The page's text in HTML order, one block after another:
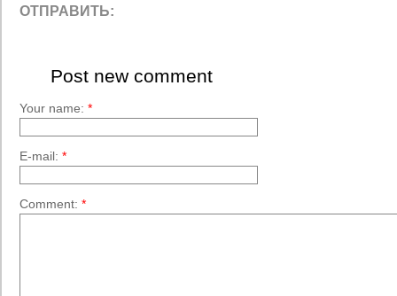
ОТПРАВИТЬ:
Post new comment
Your name: *
E-mail: *
Comment: *